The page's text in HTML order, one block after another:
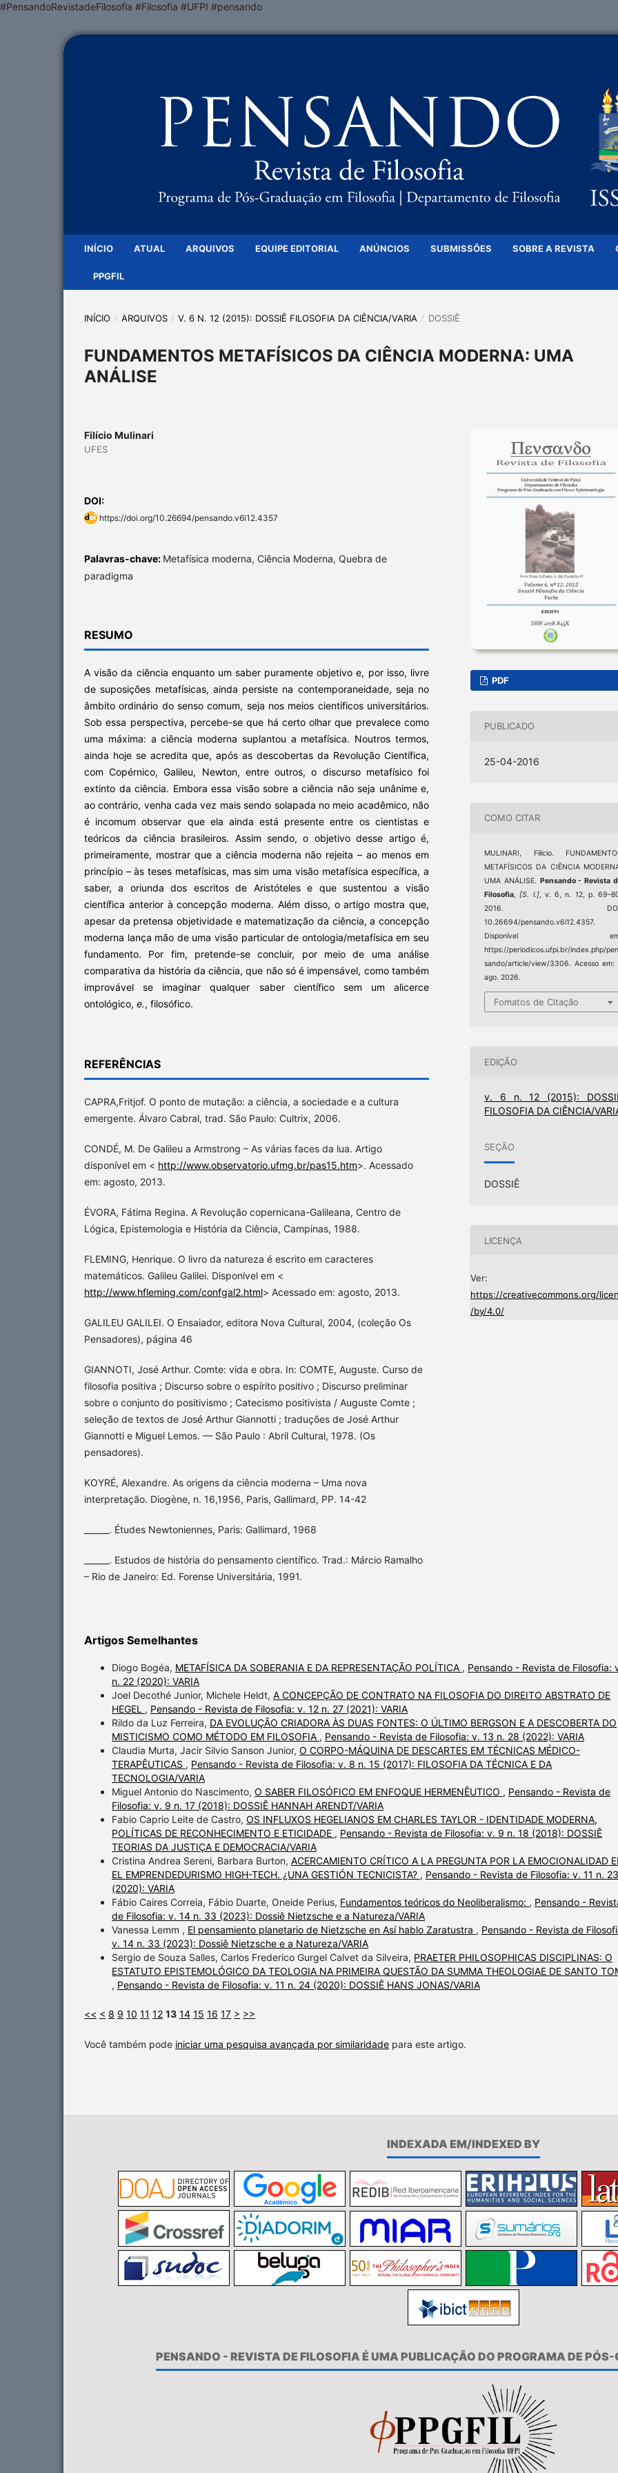
#PensandoRevistadeFilosofia #Filosofia #UFPI #pensando
INÍCIO ATUAL ARQUIVOS EQUIPE EDITORIAL ANÚNCIOS SUBMISSÕES SOBRE A REVISTA
PPGFIL
INÍCIO / ARQUIVOS / V. 6 N. 12 (2015): DOSSIÊ FILOSOFIA DA CIÊNCIA/VARIA / DOSSIÊ
FUNDAMENTOS METAFÍSICOS DA CIÊNCIA MODERNA: UMA
ANÁLISE
Filício Mulinari
UFES
DOI:
https://doi.org/10.26694/pensando.v6i12.4357
Palavras-chave: Metafísica moderna, Ciência Moderna, Quebra de
paradigma
RESUMO
A visão da ciência enquanto um saber puramente objetivo e, por isso, livre
de suposições metafísicas, ainda persiste na contemporaneidade, seja no
âmbito ordinário do senso comum, seja nos meios científicos universitários.
Sob essa perspectiva, percebe-se que há certo olhar que prevalece como
uma máxima: a ciência moderna suplantou a metafísica. Noutros termos,
ainda hoje se acredita que, após as descobertas da Revolução Científica,
com Copérnico, Galileu, Newton, entre outros, o discurso metafísico foi
extinto da ciência. Embora essa visão sobre a ciência não seja unânime e,
ao contrário, venha cada vez mais sendo solapada no meio acadêmico, não
é incomum observar que ela ainda está presente entre os cientistas e
teóricos da ciência brasileiros. Assim sendo, o objetivo desse artigo é,
primeiramente, mostrar que a ciência moderna não rejeita – ao menos em
princípio – às teses metafísicas, mas sim uma visão metafísica específica, a
saber, a oriunda dos escritos de Aristóteles e que sustentou a visão
científica anterior à concepção moderna. Além disso, o artigo mostra que,
apesar da pretensa objetividade e matematização da ciência, a concepção
moderna lança mão de uma visão particular de ontologia/metafísica em seu
fundamento. Por fim, pretende-se concluir, por meio de uma análise
comparativa da história da ciência, que não só é impensável, como também
improvável se imaginar qualquer saber científico sem um alicerce
ontológico, e., filosófico.
REFERÊNCIAS
CAPRA,Fritjof. O ponto de mutação: a ciência, a sociedade e a cultura
emergente. Álvaro Cabral, trad. São Paulo: Cultrix, 2006.
CONDÉ, M. De Galileu a Armstrong – As várias faces da lua. Artigo
disponível em < http://www.observatorio.ufmg.br/pas15.htm>. Acessado
em: agosto, 2013.
ÉVORA, Fátima Regina. A Revolução copernicana-Galileana, Centro de
Lógica, Epistemologia e História da Ciência, Campinas, 1988.
FLEMING, Henrique. O livro da natureza é escrito em caracteres
matemáticos. Galileu Galilei. Disponível em <
http://www.hfleming.com/confgal2.html> Acessado em: agosto, 2013.
GALILEU GALILEI. O Ensaiador, editora Nova Cultural, 2004, (coleção Os
Pensadores), página 46
GIANNOTI, José Arthur. Comte: vida e obra. In: COMTE, Auguste. Curso de
filosofia positiva ; Discurso sobre o espírito positivo ; Discurso preliminar
sobre o conjunto do positivismo ; Catecismo positivista / Auguste Comte ;
seleção de textos de José Arthur Giannotti ; traduções de José Arthur
Giannotti e Miguel Lemos. — São Paulo : Abril Cultural, 1978. (Os
pensadores).
KOYRÉ, Alexandre. As origens da ciência moderna – Uma nova
interpretação. Diogène, n. 16,1956, Paris, Gallimard, PP. 14-42
______. Études Newtoniennes, Paris: Gallimard, 1968
______. Estudos de história do pensamento científico. Trad.: Márcio Ramalho
– Rio de Janeiro: Ed. Forense Universitária, 1991.
PDF
PUBLICADO
25-04-2016
COMO CITAR
MULINARI, Filício.
METAFÍSICOS DA CIÊNCIA
UMA ANÁLISE. Pensando - Revista
Filosofia,[S. l.], v. 6, n. 12, p.
2016.
10.26694/pensando.v6i12.4357.
Disponível
https://periodicos.ufpi.br/index.php/
sando/article/view/3306. Acesso em:
ago. 2026.
Fomatos de Citação
EDIÇÃO
v. 6 n. 12 (2015):
FILOSOFIA DA CIÊNCIA/
SEÇÃO
DOSSIÊ
LICENÇA
Ver:
https://creativecommons.org/
/by/4.0/
Artigos Semelhantes
Diogo Bogéa, METAFÍSICA DA SOBERANIA E DA REPRESENTAÇÃO POLÍTICA , Pensando - Revista de Filosofia:
n. 22 (2020): VARIA
Joel Decothé Junior, Michele Heldt, A CONCEPÇÃO DE CONTRATO NA FILOSOFIA DO DIREITO ABSTRATO DE
HEGEL , Pensando - Revista de Filosofia: v. 12 n. 27 (2021): VARIA
Rildo da Luz Ferreira, DA EVOLUÇÃO CRIADORA ÀS DUAS FONTES: O ÚLTIMO BERGSON E A DESCOBERTA DO
MISTICISMO COMO MÉTODO EM FILOSOFIA , Pensando - Revista de Filosofia: v. 13 n. 28 (2022): VARIA
Claudia Murta, Jacir Silvio Sanson Junior, O CORPO-MÁQUINA DE DESCARTES EM TÉCNICAS MÉDICO-
TERAPÊUTICAS , Pensando - Revista de Filosofia: v. 8 n. 15 (2017): FILOSOFIA DA TÉCNICA E DA
TECNOLOGIA/VARIA
Miguel Antonio do Nascimento, O SABER FILOSÓFICO EM ENFOQUE HERMENÊUTICO , Pensando - Revista de
Filosofia: v. 9 n. 17 (2018): DOSSIÊ HANNAH ARENDT/VARIA
Fabio Caprio Leite de Castro, OS INFLUXOS HEGELIANOS EM CHARLES TAYLOR - IDENTIDADE MODERNA,
POLÍTICAS DE RECONHECIMENTO E ETICIDADE , Pensando - Revista de Filosofia: v. 9 n. 18 (2018): DOSSIÊ
TEORIAS DA JUSTIÇA E DEMOCRACIA/VARIA
Cristina Andrea Sereni, Barbara Burton, ACERCAMIENTO CRÍTICO A LA PREGUNTA POR LA EMOCIONALIDAD
EL EMPRENDEDURISMO HIGH-TECH. ¿UNA GESTIÓN TECNICISTA? , Pensando - Revista de Filosofia: v. 11 n. 23
(2020): VARIA
Fábio Caires Correia, Fábio Duarte, Oneide Perius, Fundamentos teóricos do Neoliberalismo: , Pensando -
de Filosofia: v. 14 n. 33 (2023): Dossiê Nietzsche e a Natureza/VARIA
Vanessa Lemm , El pensamiento planetario de Nietzsche en Así hablo Zaratustra , Pensando - Revista de
v. 14 n. 33 (2023): Dossiê Nietzsche e a Natureza/VARIA
Sergio de Souza Salles, Carlos Frederico Gurgel Calvet da Silveira, PRAETER PHILOSOPHICAS DISCIPLINAS: O
ESTATUTO EPISTEMOLÓGICO DA TEOLOGIA NA PRIMEIRA QUESTÃO DA SUMMA THEOLOGIAE DE SANTO
, Pensando - Revista de Filosofia: v. 11 n. 24 (2020): DOSSIÊ HANS JONAS/VARIA
<< < 8 9 10 11 12 13 14 15 16 17 > >>
Você também pode iniciar uma pesquisa avançada por similaridade para este artigo.
INDEXADA EM/INDEXED BY
PENSANDO - REVISTA DE FILOSOFIA É UMA PUBLICAÇÃO DO PROGRAMA DE